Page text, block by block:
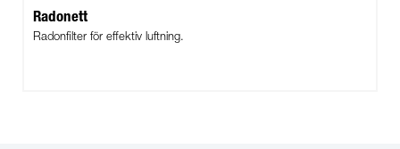
Radonett
Radonfilter för effektiv luftning.